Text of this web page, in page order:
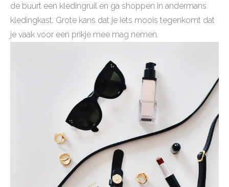
de buurt een kledingruil en ga shoppen in andermans
kledingkast. Grote kans dat je iets moois tegenkomt dat
je vaak voor een prikje mee mag nemen.